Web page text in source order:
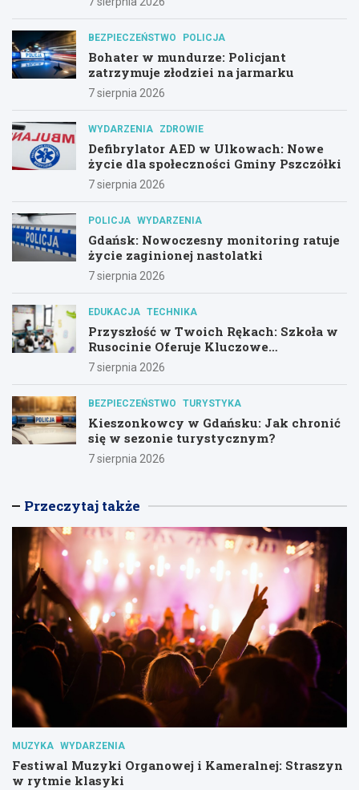
BEZPIECZEŃSTWO POLICJA
Bohater w mundurze: Policjant
zatrzymuje złodziei na jarmarku
7 sierpnia 2026
WYDARZENIA ZDROWIE
Defibrylator AED w Ulkowach: Nowe
życie dla społeczności Gminy Pszczółki
7 sierpnia 2026
POLICJA WYDARZENIA
Gdańsk: Nowoczesny monitoring ratuje
życie zaginionej nastolatki
7 sierpnia 2026
EDUKACJA TECHNIKA
Przyszłość w Twoich Rękach: Szkoła w
Rusocinie Oferuje Kluczowe
Umiejętności
7 sierpnia 2026
BEZPIECZEŃSTWO TURYSTYKA
Kieszonkowcy w Gdańsku: Jak chronić
się w sezonie turystycznym?
7 sierpnia 2026
Przeczytaj także
MUZYKA WYDARZENIA
Festiwal Muzyki Organowej i Kameralnej: Straszyn
w rytmie klasyki